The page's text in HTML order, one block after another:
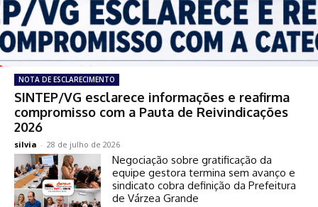
NOTA DE ESCLARECIMENTO
SINTEP/VG esclarece informações e reafirma
compromisso com a Pauta de Reivindicações
2026
silvia - 28 de julho de 2026
Negociação sobre gratificação da
equipe gestora termina sem avanço e
sindicato cobra definição da Prefeitura
de Várzea Grande